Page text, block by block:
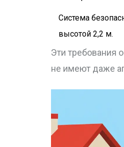
Система
высотой 2,2 м.
Эти требования
не имеют даже